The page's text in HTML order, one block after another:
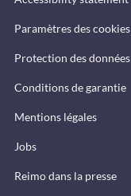
Paramètres des cookies
Protection des données
Conditions de garantie
Mentions légales
Jobs
Reimo dans la presse